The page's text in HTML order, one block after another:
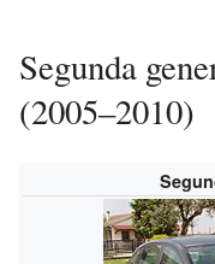
Segunda
(2005–2010)